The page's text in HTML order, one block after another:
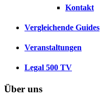
Kontakt
Vergleichende Guides
Veranstaltungen
Legal 500 TV
Über uns